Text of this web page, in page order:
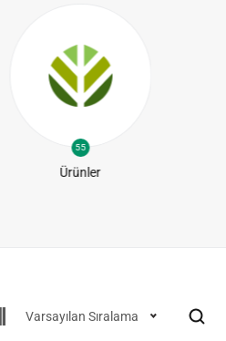
55
Ürünler
Varsayılan Sıralama